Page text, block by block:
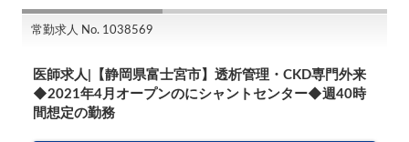
常勤求人 No. 1038569
医師求人|【静岡県富士宮市】透析管理・CKD専門外来
◆2021年4月オープンのにシャントセンター◆週40時
間想定の勤務